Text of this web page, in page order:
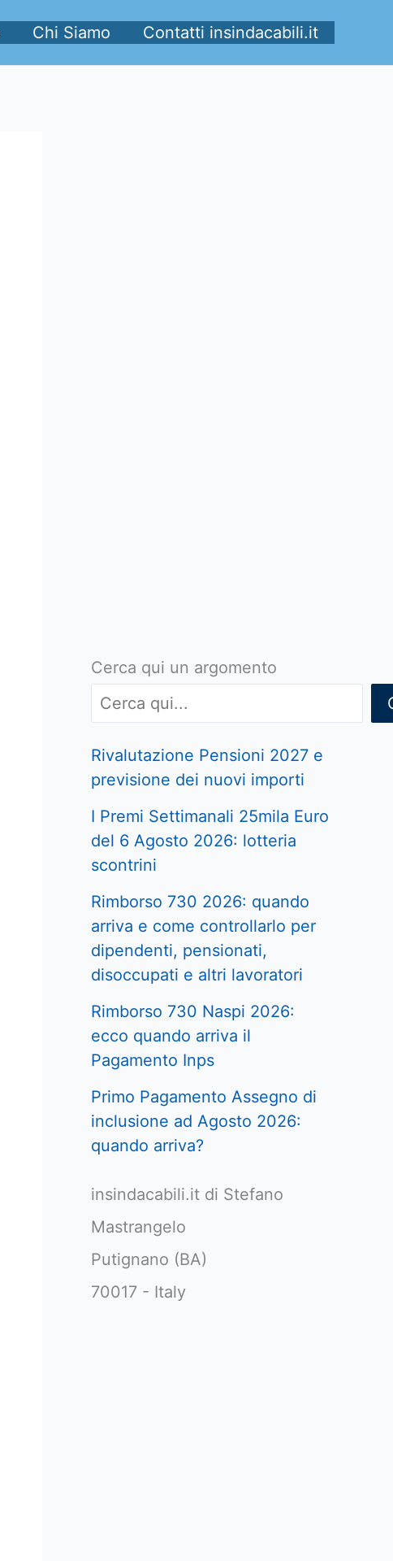
Chi Siamo Contatti insindacabili.it
Cerca qui un argomento
Rivalutazione Pensioni 2027 e
previsione dei nuovi importi
I Premi Settimanali 25mila Euro
del 6 Agosto 2026: lotteria
scontrini
Rimborso 730 2026: quando
arriva e come controllarlo per
dipendenti, pensionati,
disoccupati e altri lavoratori
Rimborso 730 Naspi 2026:
ecco quando arriva il
Pagamento Inps
Primo Pagamento Assegno di
inclusione ad Agosto 2026:
quando arriva?
insindacabili.it di Stefano
Mastrangelo
Putignano (BA)
70017 - Italy